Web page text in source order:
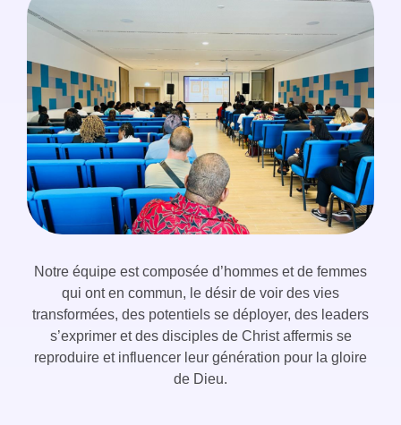
Notre équipe est composée d’hommes et de femmes
qui ont en commun, le désir de voir des vies
transformées, des potentiels se déployer, des leaders
s’exprimer et des disciples de Christ affermis se
reproduire et influencer leur génération pour la gloire
de Dieu.